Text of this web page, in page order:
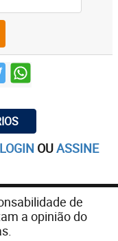
LOGIN OUASSINE
de
a opinião do